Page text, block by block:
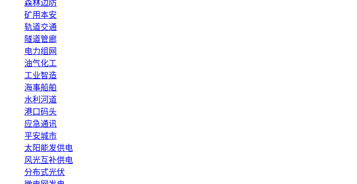
森林边防
矿用本安
轨道交通
隧道管廊
电力组网
油气化工
工业智造
海事船舶
水利河道
港口码头
应急通讯
平安城市
太阳能发供电
风光互补供电
分布式光伏